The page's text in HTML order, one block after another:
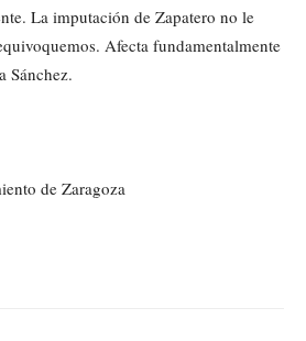
La imputación de Zapatero no le
Afecta fundamentalmente
Sánchez.
de Zaragoza